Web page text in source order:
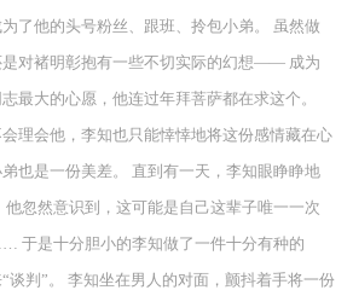
了他的头号粉丝、跟班、拎包小弟。 虽然做
是对褚明彰抱有一些不切实际的幻想—— 成为
最大的心愿，他连过年拜菩萨都在求这个。
理会他，李知也只能悻悻地将这份感情藏在心
也是一份美差。 直到有一天，李知眼睁睁地
忽然意识到，这可能是自己这辈子唯一一次
于是十分胆小的李知做了一件十分有种的
谈判”。 李知坐在男人的对面，颤抖着手将一份